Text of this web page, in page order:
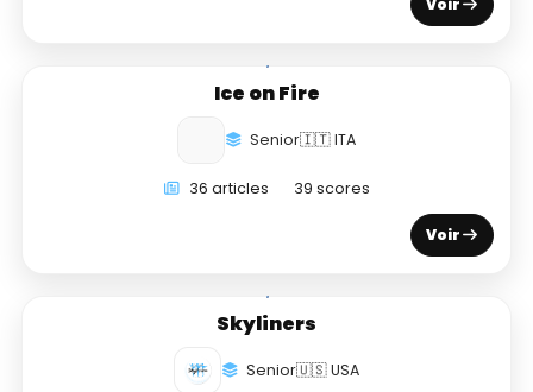
Voir
Ice on Fire
Senior🇮🇹 ITA
36 articles 39 scores
Voir
Skyliners
Senior🇺🇸 USA